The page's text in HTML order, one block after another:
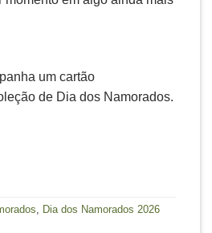
um cartão
de Dia dos Namorados.
, Dia dos Namorados 2026